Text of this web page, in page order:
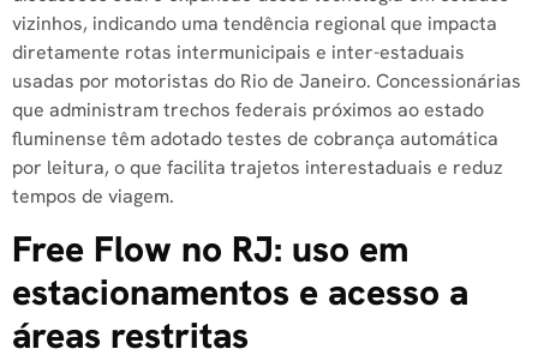
vizinhos, indicando uma tendência regional que impacta
diretamente rotas intermunicipais e inter-estaduais
usadas por motoristas do Rio de Janeiro. Concessionárias
que administram trechos federais próximos ao estado
fluminense têm adotado testes de cobrança automática
por leitura, o que facilita trajetos interestaduais e reduz
tempos de viagem.
Free Flow no RJ: uso em
estacionamentos e acesso a
áreas restritas